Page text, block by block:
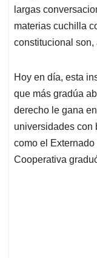
p
k
n
largas
materias cuchilla
constitucional
Hoy en día, esta
que más gradúa
derecho le gana
universidades con
como el
Cooperativa